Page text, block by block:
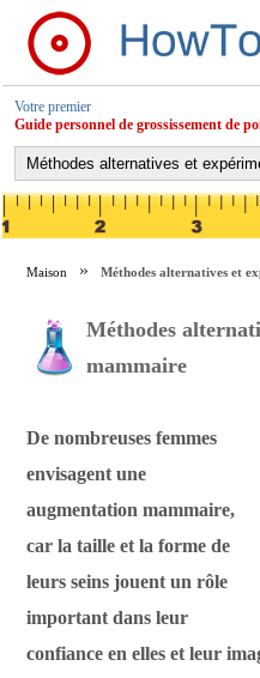
Votre premier
Guide personnel de grossissement de
Maison Méthodes alternatives et
Méthodes
mammaire
De nombreuses femmes
envisagent une
augmentation mammaire,
car la taille et la forme de
leurs seins jouent un rôle
important dans leur
confiance en elles et leur